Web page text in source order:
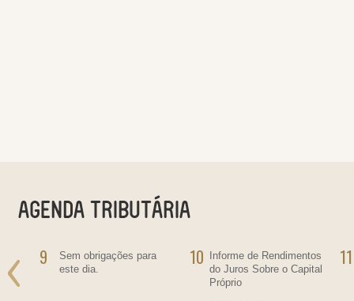
9
Sem obrigações para
este dia.
10
Informe de Rendimentos
do Juros Sobre o Capital
Próprio
11